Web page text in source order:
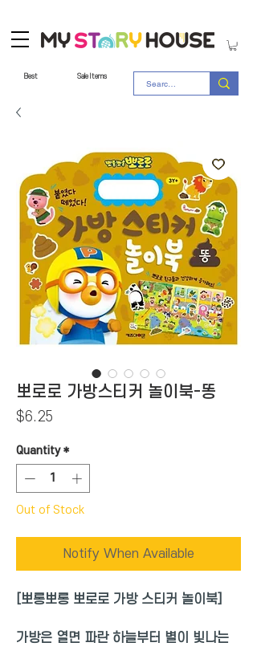
Best Sale Items
뽀로로 가방스티커 놀이북-똥
$6.25
Quantity *
Out of Stock
Notify When Available
[뽀롱뽀롱 뽀로로 가방 스티커 놀이북]
가방은 열면 파란 하늘부터 별이 빛나는